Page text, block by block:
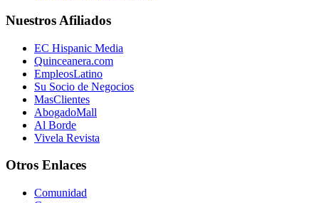
Nuestros Afiliados
EC Hispanic Media
Quinceanera.com
EmpleosLatino
Su Socio de Negocios
MasClientes
AbogadoMall
Al Borde
Vivela Revista
Otros Enlaces
Comunidad